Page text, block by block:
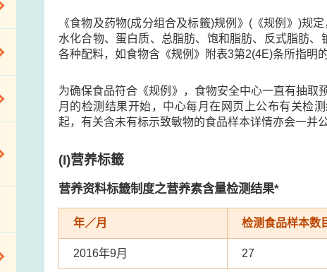
《食物及药物(成分组合及标籤)规例》(《规例》)规
水化合物、蛋白质、总脂肪、饱和脂肪、反式脂肪
各种配料，如食物含《规例》附表3第2(4E)条所指明
为确保食品符合《规例》，食物安全中心一直有抽
月的检测结果开始，中心每月在网页上公布有关检
起，有关含未有标示致敏物的食品样本详情亦会一并公
(I)营养标籤
营养资料标籤制度之营养素含量检测结果*
年／月 检测食品样本数
2016年9月 27